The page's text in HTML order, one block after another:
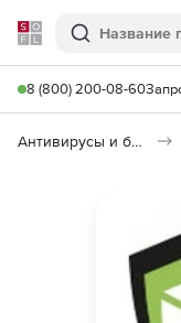
Softline
Поиск
8 (800) 200-08-60
Антивирусы и безопасность